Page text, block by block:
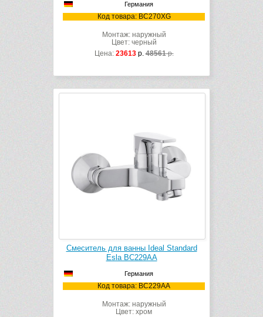
Германия
Код товара: BC270XG
Монтаж: наружный
Цвет: черный
Цена: 23613р.48561р.
Смеситель для ванны Ideal Standard
Esla BC229AA
Германия
Код товара: BC229AA
Монтаж: наружный
Цвет: хром